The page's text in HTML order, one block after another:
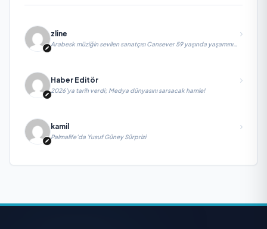
zline
Arabesk müziğin sevilen sanatçısı Cansever 59 yaşında yaşamını
Haber Editör
2026’ya tarih verdi; Medya dünyasını sarsacak hamle!
kamil
Palmalife’da Yusuf Güney Sürprizi